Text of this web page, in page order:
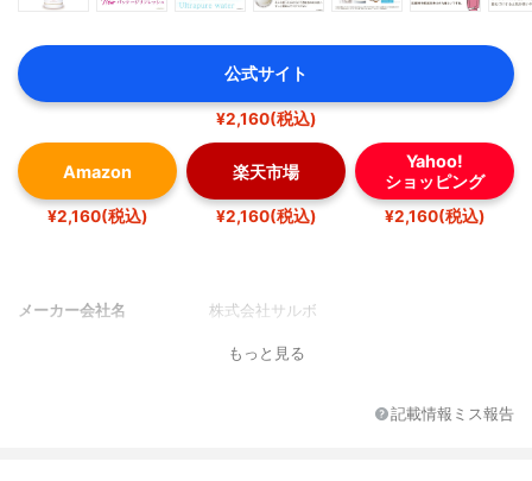
公式サイト
¥2,160(税込)
Amazon
¥2,160(税込)
楽天市場
¥2,160(税込)
Yahoo!
ショッピング
¥2,160(税込)
メーカー会社名 株式会社サルボ
もっと見る
記載情報ミス報告